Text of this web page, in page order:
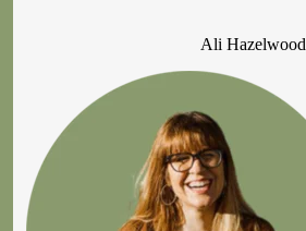
Ali Hazelwood